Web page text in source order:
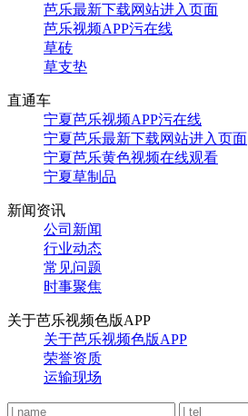
芭乐最新下载网站进入页面
芭乐视频APP污在线
草砖
草支垫
直通车
宁夏芭乐视频APP污在线
宁夏芭乐最新下载网站进入页面
宁夏芭乐黄色视频在线观看
宁夏草制品
新闻资讯
公司新闻
行业动态
常见问题
时事聚焦
关于芭乐视频色版APP
关于芭乐视频色版APP
荣誉资质
运输现场